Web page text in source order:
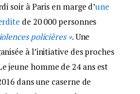
soir à Paris en marge d’une
de 20 000 personnes
policières ». Une
à l’initiative des proches
jeune homme de 24 ans est
dans une caserne de